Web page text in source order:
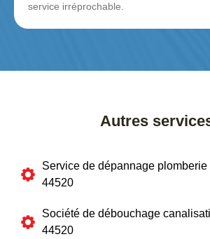
service irréprochable.
Autres
Service de dépannage plomberie
44520
Société de débouchage
44520